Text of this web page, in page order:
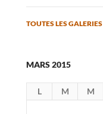
TOUTES LES GALERIES
MARS 2015
L M M